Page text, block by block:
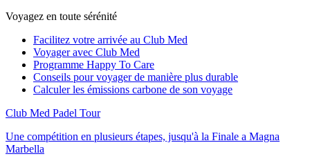
Voyagez en toute sérénité
Facilitez votre arrivée au Club Med
Voyager avec Club Med
Programme Happy To Care
Conseils pour voyager de manière plus durable
Calculer les émissions carbone de son voyage
Club Med Padel Tour
Une compétition en plusieurs étapes, jusqu'à la Finale a Magna
Marbella